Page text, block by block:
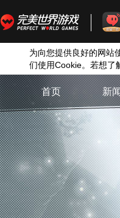
为向您提供良好的网站
们使用Cookie。若想了
首页 新